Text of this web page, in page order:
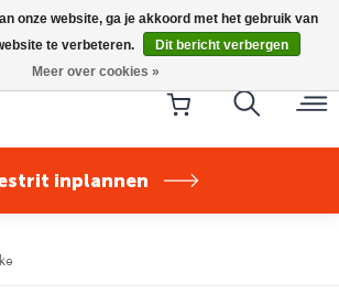
Silent Core nu direct uit voorraad
leverbaar!
inplannen
onze website, ga je akkoord met het gebruik van
te verbeteren.
Dit bericht verbergen
Meer over cookies »